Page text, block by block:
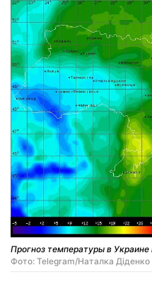
Прогноз температуры в Украине
Фото: Telegram/Наталка Діденко